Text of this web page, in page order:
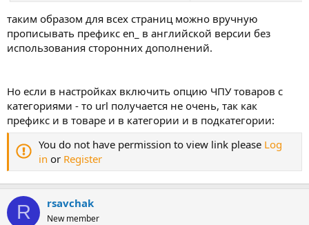
таким образом для всех страниц можно вручную
прописывать префикс en_ в английской версии без
использования сторонних дополнений.
Но если в настройках включить опцию ЧПУ товаров с
категориями - то url получается не очень, так как
префикс и в товаре и в категории и в подкатегории:
You do not have permission to view link please Log
in or Register
R rsavchak
New member